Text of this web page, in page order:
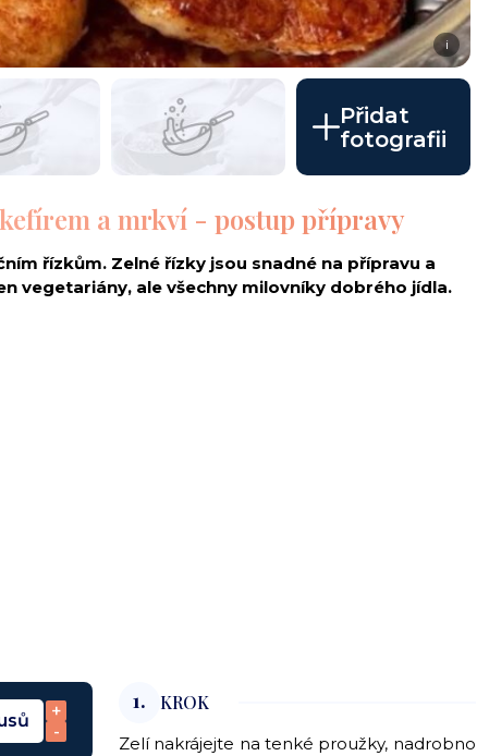
i
Přidat
fotografii
a mrkví - postup přípravy
řízkům. Zelné řízky jsou snadné na přípravu a
vegetariány, ale všechny milovníky dobrého jídla.
+
-
1. KROK
Zelí nakrájejte na tenké proužky, nadrobno